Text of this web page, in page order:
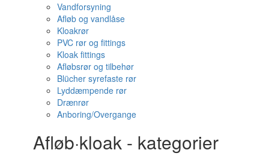
Vandforsyning
Afløb og vandlåse
Kloakrør
PVC rør og fittings
Kloak fittings
Afløbsrør og tilbehør
Blücher syrefaste rør
Lyddæmpende rør
Drænrør
Anboring/Overgange
Afløb·kloak - kategorier